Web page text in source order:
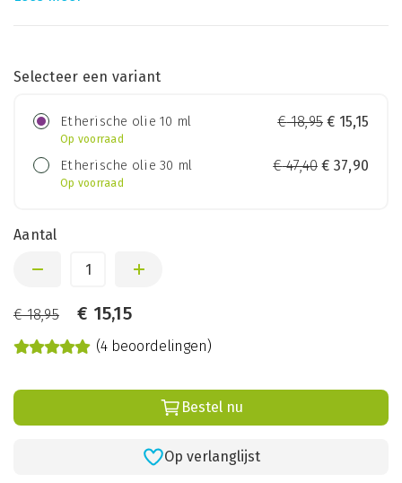
Selecteer een variant
Etherische olie 10 ml
Op voorraad
€18,95 € 15,15
Etherische olie 30 ml
Op voorraad
€47,40 € 37,90
Aantal
€18,95 € 15,15
(4 beoordelingen)
Bestel nu
Op verlanglijst